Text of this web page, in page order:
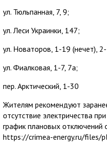
ул. Тюльпанная, 7, 9;
ул. Леси Украинки, 147;
ул. Новаторов, 1-19 (нечет),
ул. Фиалковая, 1-7, 7а;
пер. Арктический, 1-30
Жителям рекомендуют
отсутствие электричества
график плановых отключений
https://crimea-energy.ru/files/